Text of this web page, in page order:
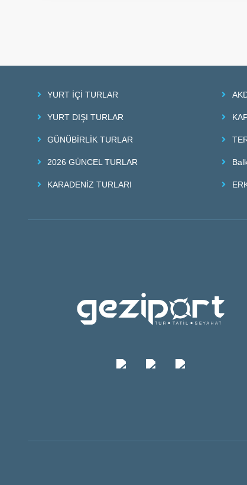
YURT İÇİ TURLAR
YURT DIŞI TURLAR
GÜNÜBİRLİK TURLAR
2026 GÜNCEL TURLAR
KARADENİZ TURLARI